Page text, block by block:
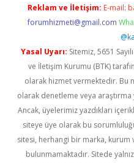
Reklam ve İletişim: E-mail:
forumhizmeti@gmail.com
Yasal Uyarı: Sitemiz, 5651
ve İletişim Kurumu (BTK)
olarak hizmet vermektedir. Bu
olarak denetleme veya
Ancak, üyelerimiz yazdıkları
siteye üye olarak bu
sitesi, herhangi bir marka, kurum
bulunmamaktadır. Sitede